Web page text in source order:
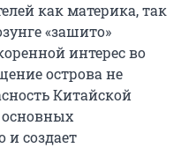
как материка, так
«зашито»
интерес во
острова не
Китайской
основных
создает